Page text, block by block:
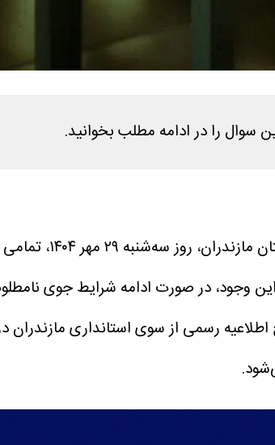
، براساس آخرین
وجود، در صورت ادامه شرایط جوی
رسمی از سوی استانداری مازندران